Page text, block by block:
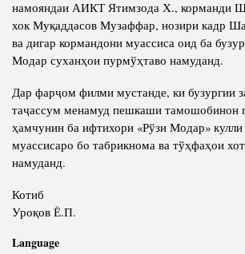
намояндаи АИКТ Ятимзода Х., корманди
хок Муқаддасов Музаффар, нозири кадр
ва дигар кормандони муассиса оид ба
Модар суханҳои пурмўҳтаво намуданд.
Дар фарҷом филми мустанде, ки бузургии
таҷассум менамуд пешкаши тамошобинон
ҳамчунин ба ифтихори «Рўзи Модар»
муассисаро бо табрикнома ва тўҳфаҳои
намуданд.
Уроқов Ё.П.
Language